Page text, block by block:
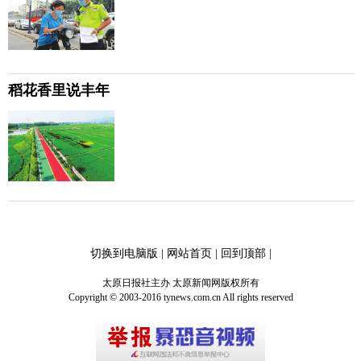
稻花香里说丰年
切换到电脑版 | 网站首页| 回到顶部|
太原日报社主办 太原新闻网版权所有
Copyright © 2003-2016 tynews.com.cn All rights reserved